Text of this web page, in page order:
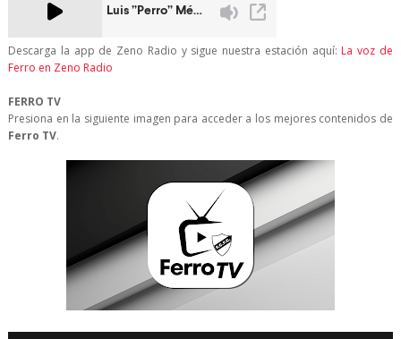
Descarga la app de Zeno Radio y sigue nuestra estación aquí: La voz de
Ferro en Zeno Radio
FERRO TV
Presiona en la siguiente imagen para acceder a los mejores contenidos de
Ferro TV.